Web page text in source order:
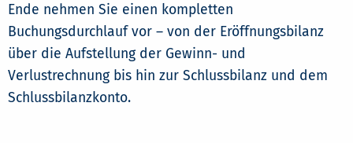
Ende nehmen Sie einen kompletten
Buchungsdurchlauf vor – von der Eröffnungsbilanz
über die Aufstellung der Gewinn- und
Verlustrechnung bis hin zur Schlussbilanz und dem
Schlussbilanzkonto.